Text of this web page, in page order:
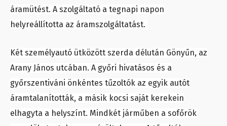
áramütést. A szolgáltató a tegnapi napon
helyreállította az áramszolgáltatást.
Két személyautó ütközött szerda délután Gönyűn, az
Arany János utcában. A győri hivatásos és a
győrszentiváni önkéntes tűzoltók az egyik autót
áramtalanították, a másik kocsi saját kerekein
elhagyta a helyszínt. Mindkét járműben a sofőrök